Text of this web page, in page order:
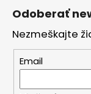
Odoberať
Nezmeškajte
Email